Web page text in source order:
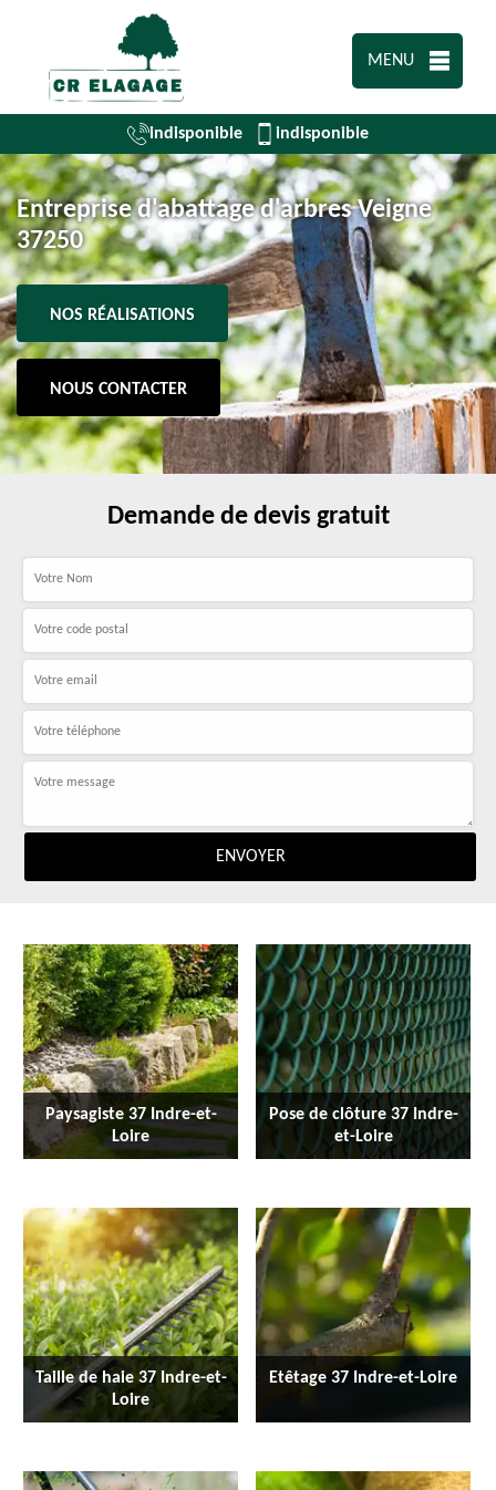
MENU
indisponible indisponible
Entreprise d'abattage d'arbres Veigne
37250
NOS RÉALISATIONS
NOUS CONTACTER
Demande de devis gratuit
Paysagiste 37 Indre-et-
Loire
Pose de clôture 37 Indre-
et-Loire
Taille de haie 37 Indre-et-
Loire
Etêtage 37 Indre-et-Loire